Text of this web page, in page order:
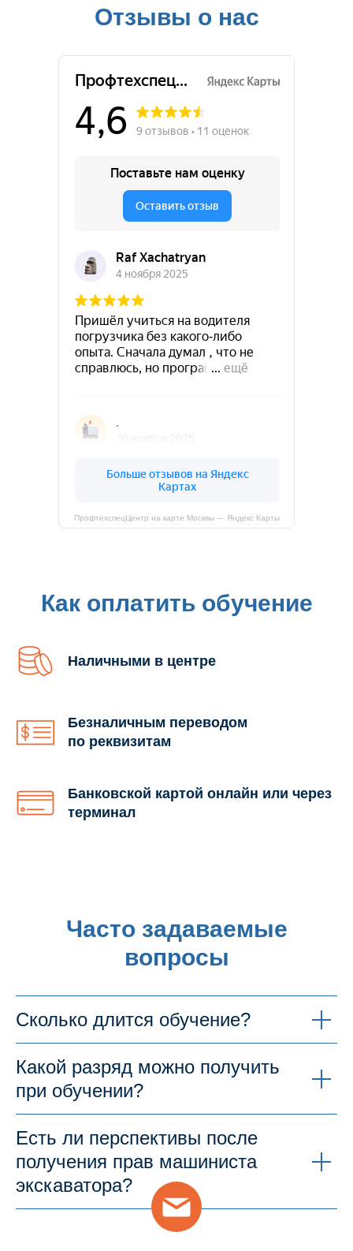
Отзывы о нас
ПрофтехспецЦентр на карте Москвы — Яндекс Карты
Как оплатить обучение
Наличными в центре
Безналичным переводом
по реквизитам
Банковской картой онлайн или через
терминал
Часто задаваемые
вопросы
Сколько длится обучение?
Какой разряд можно получить
при обучении?
Есть ли перспективы после
получения прав машиниста
экскаватора?